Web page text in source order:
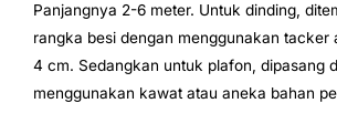
Panjangnya 2-6 meter. Untuk dinding,
rangka besi dengan menggunakan tacker
4 cm. Sedangkan untuk plafon, dipasang
menggunakan kawat atau aneka bahan